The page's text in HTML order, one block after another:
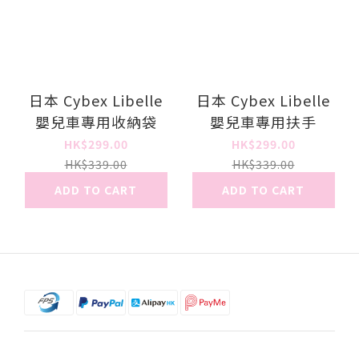
日本 Cybex Libelle
嬰兒車專用收納袋
HK$299.00
HK$339.00
ADD TO CART
日本 Cybex Libelle
嬰兒車專用扶手
HK$299.00
HK$339.00
ADD TO CART